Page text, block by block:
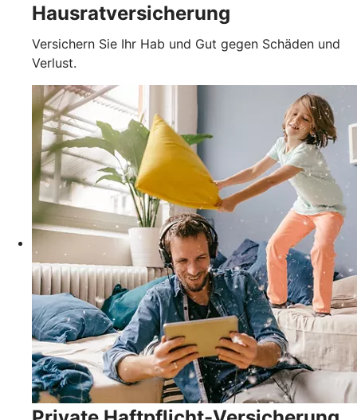
Hausratversicherung
Versichern Sie Ihr Hab und Gut gegen Schäden und
Verlust.